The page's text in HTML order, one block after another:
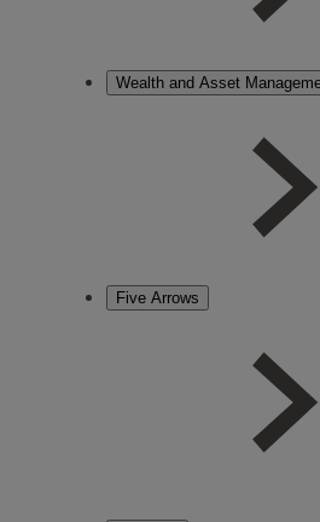
Wealth and Asset
Five Arrows